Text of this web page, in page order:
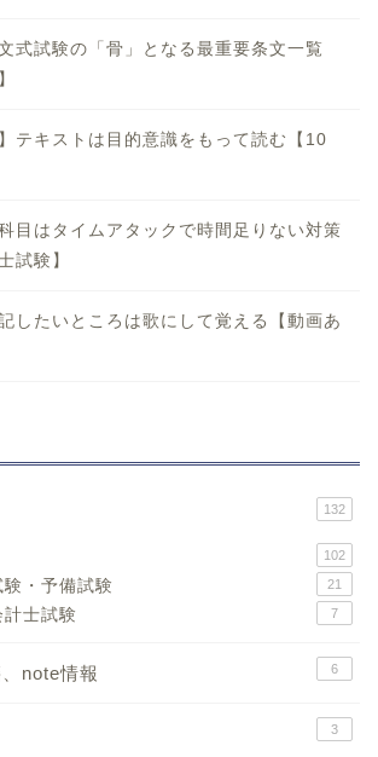
式試験の「骨」となる最重要条文一覧
テキストは目的意識をもって読む【10
目はタイムアタックで時間足りない対策
試験】
したいところは歌にして覚える【動画あ
132
102
・予備試験 21
士試験 7
note情報 6
3